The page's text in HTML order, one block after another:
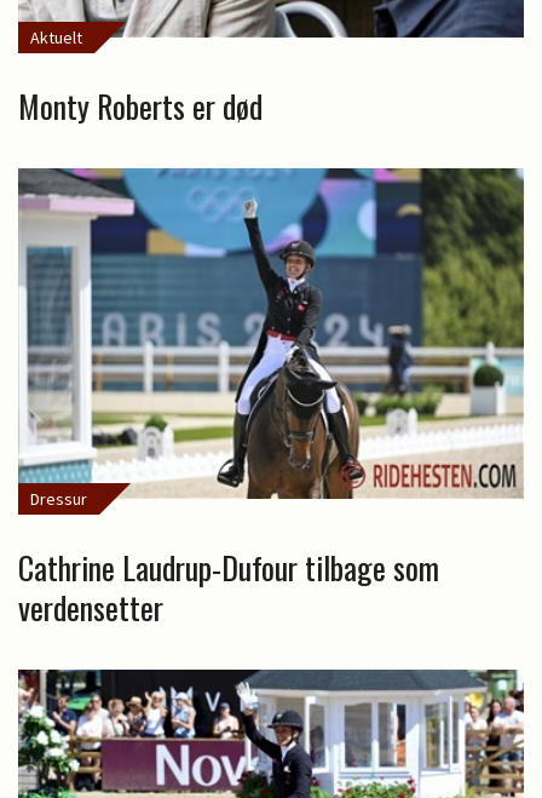
Aktuelt
Monty Roberts er død
Dressur
Cathrine Laudrup-Dufour tilbage som
verdensetter